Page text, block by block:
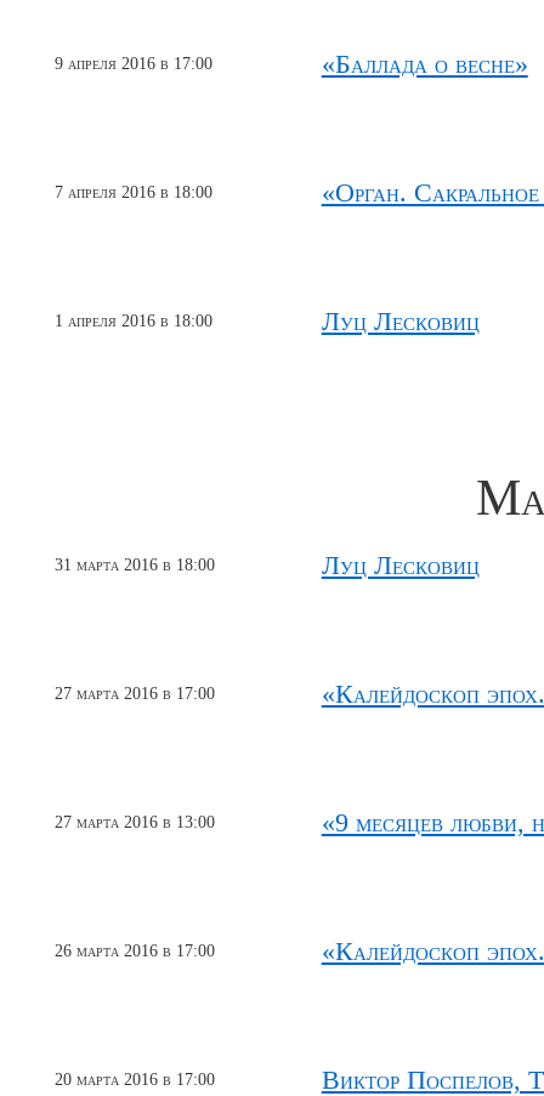
9 апреля 2016 в 17:00 «Баллада о весне»
7 апреля 2016 в 18:00 «Орган. Сакральное
1 апреля 2016 в 18:00 Луц Лесковиц
31 марта 2016 в 18:00 Луц Лесковиц
27 марта 2016 в 17:00 «Калейдоскоп
27 марта 2016 в 13:00 «9 месяцев любви,
26 марта 2016 в 17:00 «Калейдоскоп
20 марта 2016 в 17:00 Виктор Поспелов,